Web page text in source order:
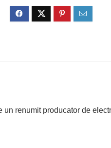
renumit producator de